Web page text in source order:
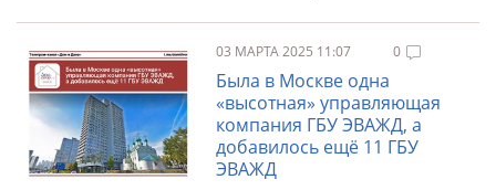
03 МАРТА 2025 11:07 0
Была в Москве одна
«высотная» управляющая
компания ГБУ ЭВАЖД, а
добавилось ещё 11 ГБУ
ЭВАЖД